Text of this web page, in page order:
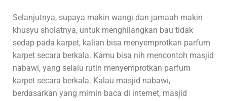
Selanjutnya, supaya makin wangi dan jamaah makin
khusyu sholatnya, untuk menghilangkan bau tidak
sedap pada karpet, kalian bisa menyemprotkan parfum
karpet secara berkala. Kamu bisa nih mencontoh masjid
nabawi, yang selalu rutin menyemprotkan parfum
karpet secara berkala. Kalau masjid nabawi,
berdasarkan yang mimin baca di internet, masjid